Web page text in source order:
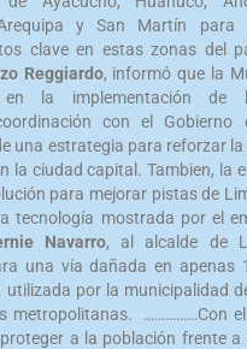
y San Martín para
clave en estas zonas del
Reggiardo, informó que la
la implementación de
con el Gobierno
una estrategia para reforzar
la ciudad capital. Tambien, la
para mejorar pistas de
tecnología mostrada por el
Navarro, al alcalde de
una vía dañada en apenas
utilizada por la municipalidad
metropolitanas. ……………Con
a la población frente a